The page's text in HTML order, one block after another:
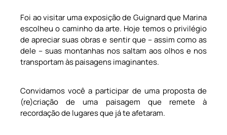
Foi ao visitar uma exposição de Guignard que Marina
escolheu o caminho da arte. Hoje temos o privilégio
de apreciar suas obras e sentir que – assim como as
dele – suas montanhas nos saltam aos olhos e nos
transportam às paisagens imaginantes.
Convidamos você a participar de uma proposta de
(re)criação de uma paisagem que remete à
recordação de lugares que já te afetaram.